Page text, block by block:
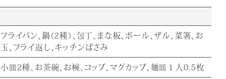
フライパン、鍋（2種）、包丁、まな板、ボール、ザル、菜箸、お
玉、フライ返し、キッチンばさみ
小皿2種、お茶碗、お椀、コップ、マグカップ、麺皿１人0.5枚